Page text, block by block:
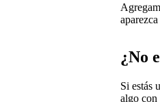
¿No
Si estás
algo con